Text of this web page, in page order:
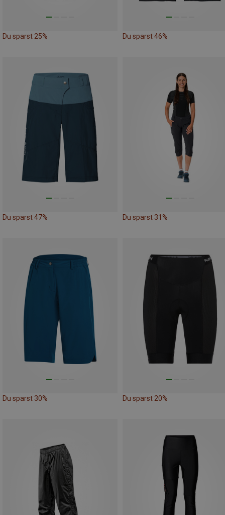
Du sparst 25% Du sparst 46%
Du sparst 47% Du sparst 31%
Du sparst 30% Du sparst 20%